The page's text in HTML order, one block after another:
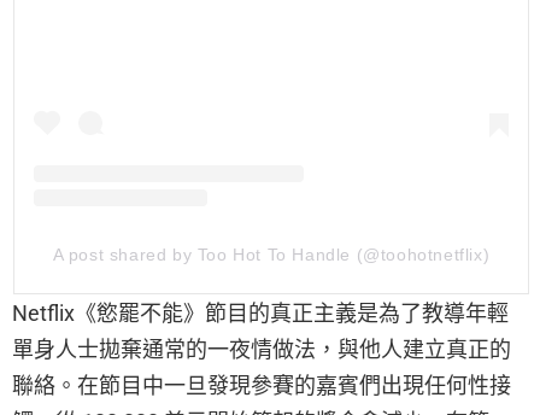
A post shared by Too Hot To Handle (@toohotnetflix)
Netflix《慾罷不能》節目的真正主義是為了教導年輕
單身人士拋棄通常的一夜情做法，與他人建立真正的
聯絡。在節目中一旦發現參賽的嘉賓們出現任何性接